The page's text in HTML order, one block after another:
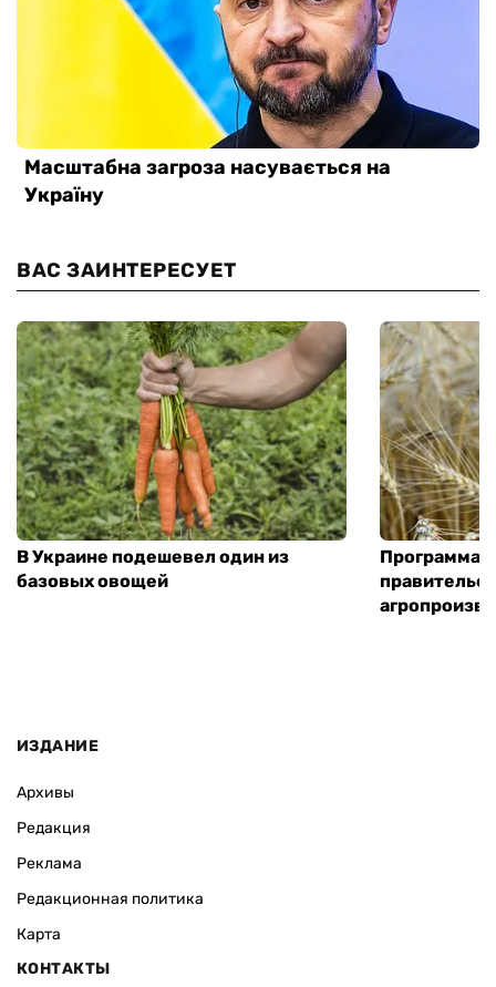
ВАС ЗАИНТЕРЕСУЕТ
В Украине подешевел один из
базовых овощей
Программа
ИЗДАНИЕ
Архивы
Редакция
Реклама
Редакционная политика
Карта
КОНТАКТЫ